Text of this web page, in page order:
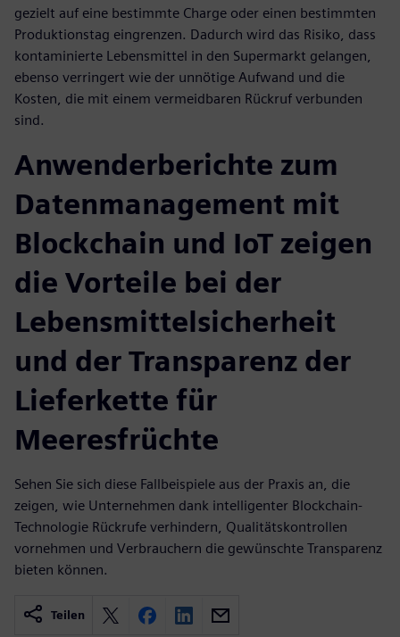
gezielt auf eine bestimmte Charge oder einen bestimmten
Produktionstag eingrenzen. Dadurch wird das Risiko, dass
kontaminierte Lebensmittel in den Supermarkt gelangen,
ebenso verringert wie der unnötige Aufwand und die
Kosten, die mit einem vermeidbaren Rückruf verbunden
sind.
Anwenderberichte zum
Datenmanagement mit
Blockchain und IoT zeigen
die Vorteile bei der
Lebensmittelsicherheit
und der Transparenz der
Lieferkette für
Meeresfrüchte
Sehen Sie sich diese Fallbeispiele aus der Praxis an, die
zeigen, wie Unternehmen dank intelligenter Blockchain-
Technologie Rückrufe verhindern, Qualitätskontrollen
vornehmen und Verbrauchern die gewünschte Transparenz
bieten können.
Teilen